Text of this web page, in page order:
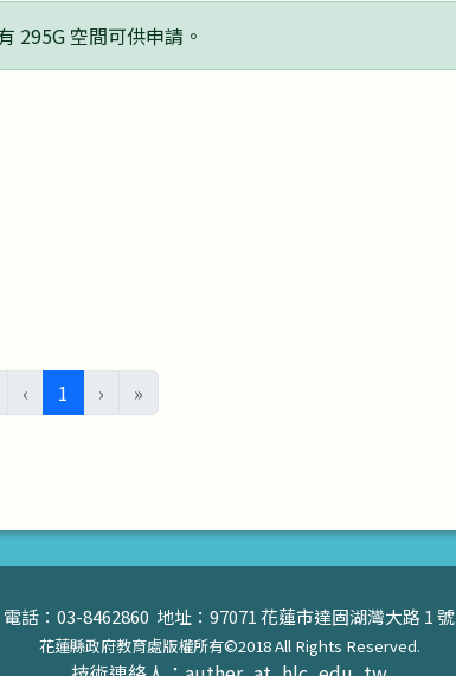
295G 空間可供申請。
‹ 1 (目前頁次)
› »
電話：03-8462860 地址：97071 花蓮市達固湖灣大路 1 號
花蓮縣政府教育處版權所有©2018 All Rights Reserved.